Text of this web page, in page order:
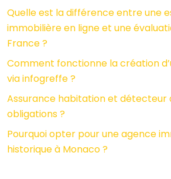
Quelle est la différence entre une
immobilière en ligne et une
France ?
Comment fonctionne la création
via infogreffe ?
Assurance habitation et détecteur
obligations ?
Pourquoi opter pour une agence
historique à Monaco ?